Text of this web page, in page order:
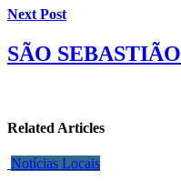
Next Post
SÃO SEBASTIÃO
Related Articles
Notícias Locais